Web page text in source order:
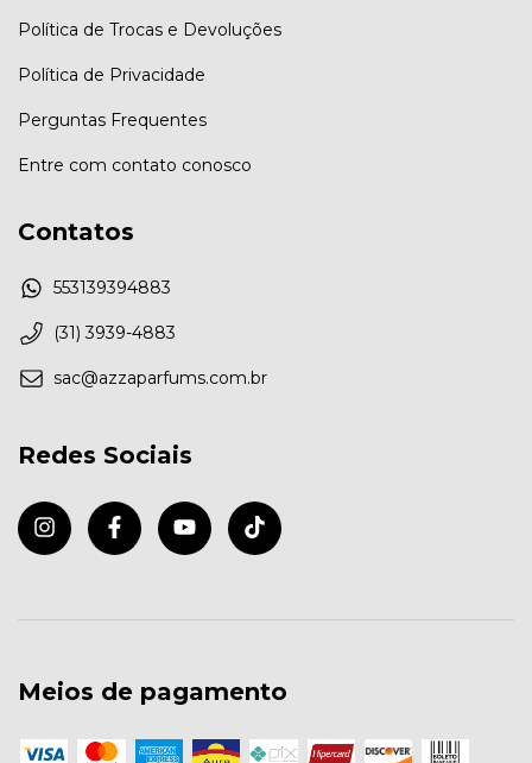
Política de Trocas e Devoluções
Política de Privacidade
Perguntas Frequentes
Entre com contato conosco
Contatos
553139394883
(31) 3939-4883
sac@azzaparfums.com.br
Redes Sociais
Meios de pagamento